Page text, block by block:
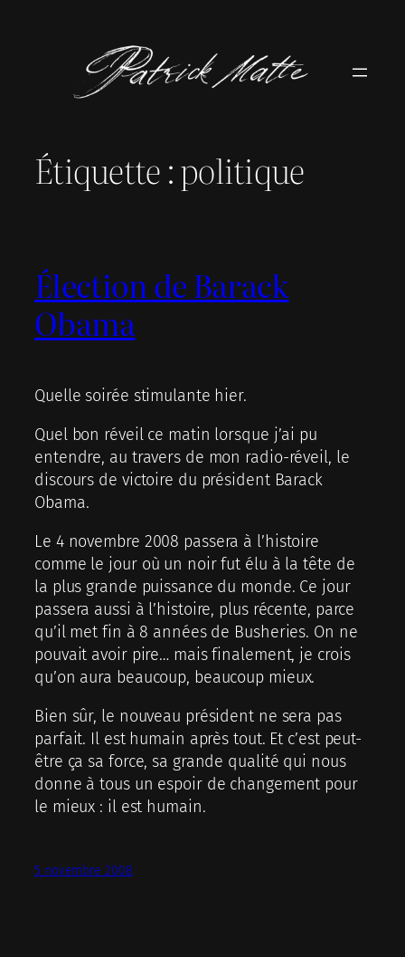
Étiquette :politique
Élection de Barack
Obama
Quelle soirée stimulante hier.
Quel bon réveil ce matin lorsque j’ai pu
entendre, au travers de mon radio-réveil, le
discours de victoire du président Barack
Obama.
Le 4 novembre 2008 passera à l’histoire
comme le jour où un noir fut élu à la tête de
la plus grande puissance du monde. Ce jour
passera aussi à l’histoire, plus récente, parce
qu’il met fin à 8 années de Busheries. On ne
pouvait avoir pire… mais finalement, je crois
qu’on aura beaucoup, beaucoup mieux.
Bien sûr, le nouveau président ne sera pas
parfait. Il est humain après tout. Et c’est peut-
être ça sa force, sa grande qualité qui nous
donne à tous un espoir de changement pour
le mieux : il est humain.
5 novembre 2008